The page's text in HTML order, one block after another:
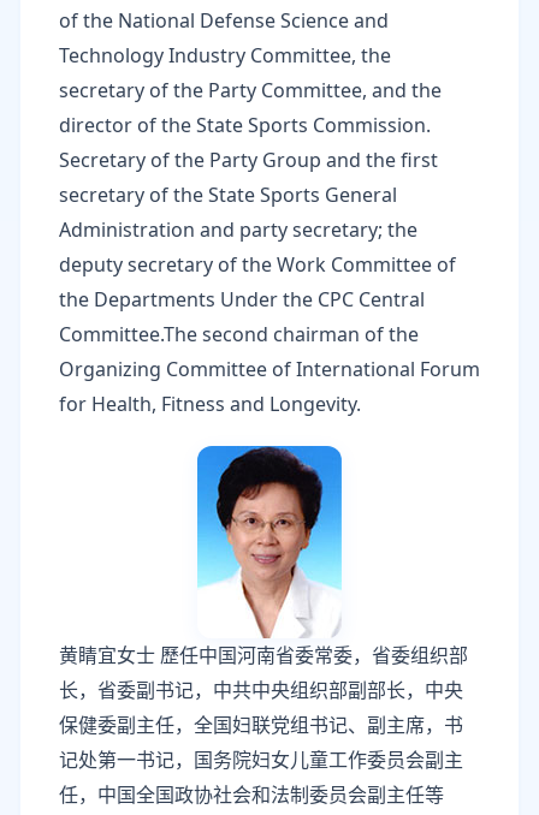
of the National Defense Science and
Technology Industry Committee, the
secretary of the Party Committee, and the
director of the State Sports Commission.
Secretary of the Party Group and the first
secretary of the State Sports General
Administration and party secretary; the
deputy secretary of the Work Committee of
the Departments Under the CPC Central
Committee.The second chairman of the
Organizing Committee of International Forum
for Health, Fitness and Longevity.
黄睛宜女士 歷任中国河南省委常委，省委组织部
长，省委副书记，中共中央组织部副部长，中央
保健委副主任，全国妇联党组书记、副主席，书
记处第一书记，国务院妇女儿童工作委员会副主
任，中国全国政协社会和法制委员会副主任等